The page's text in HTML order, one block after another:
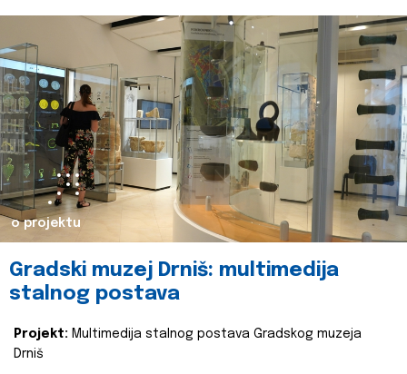
o projektu
Gradski muzej Drniš: multimedija
stalnog postava
Projekt: Multimedija stalnog postava Gradskog muzeja
Drniš